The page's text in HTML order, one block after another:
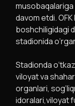
musobaqalariga
davom etdi.
boshchiligidagi
stadionida
Stadionda
viloyat va
organlari,
idoralari,viloyat